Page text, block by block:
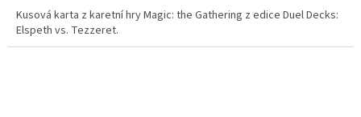
Kusová karta z karetní hry Magic: the Gathering z edice Duel Decks:
Elspeth vs. Tezzeret.